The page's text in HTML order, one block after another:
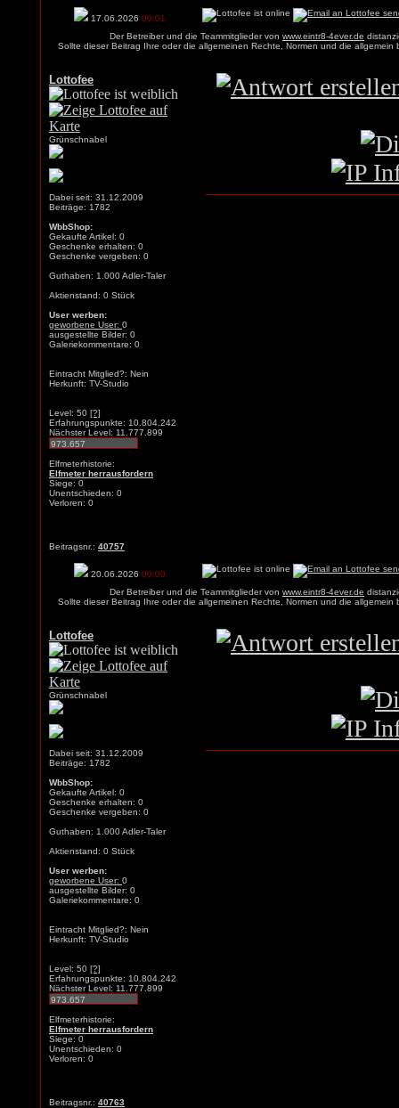
17.06.2026 00:01
Der Betreiber und die Teammitglieder von www.eintr8-4ever.de
Sollte dieser Beitrag Ihre oder die allgemeinen Rechte, Normen und die
Lottofee
Grünschnabel
Dabei seit: 31.12.2009
Beiträge: 1782
WbbShop:
Gekaufte Artikel: 0
Geschenke erhalten: 0
Geschenke vergeben: 0
Guthaben: 1.000 Adler-Taler
Aktienstand: 0 Stück
User werben:
geworbene User: 0
ausgestellte Bilder: 0
Galeriekommentare: 0
Eintracht Mitglied?: Nein
Herkunft: TV-Studio
Level: 50 [?]
Erfahrungspunkte: 10.804.242
Nächster Level: 11.777.899
Elfmeterhistorie:
Elfmeter herrausfordern
Siege: 0
Unentschieden: 0
Verloren: 0
Beitragsnr.: 40757
20.06.2026 00:00
Der Betreiber und die Teammitglieder von www.eintr8-4ever.de
Sollte dieser Beitrag Ihre oder die allgemeinen Rechte, Normen und die
Lottofee
Grünschnabel
Dabei seit: 31.12.2009
Beiträge: 1782
WbbShop:
Gekaufte Artikel: 0
Geschenke erhalten: 0
Geschenke vergeben: 0
Guthaben: 1.000 Adler-Taler
Aktienstand: 0 Stück
User werben:
geworbene User: 0
ausgestellte Bilder: 0
Galeriekommentare: 0
Eintracht Mitglied?: Nein
Herkunft: TV-Studio
Level: 50 [?]
Erfahrungspunkte: 10.804.242
Nächster Level: 11.777.899
Elfmeterhistorie:
Elfmeter herrausfordern
Siege: 0
Unentschieden: 0
Verloren: 0
Beitragsnr.: 40763